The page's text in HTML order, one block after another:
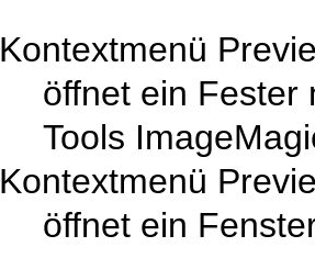
Kontextmenü
öffnet ein Fester
Tools
Kontextmenü
öffnet ein